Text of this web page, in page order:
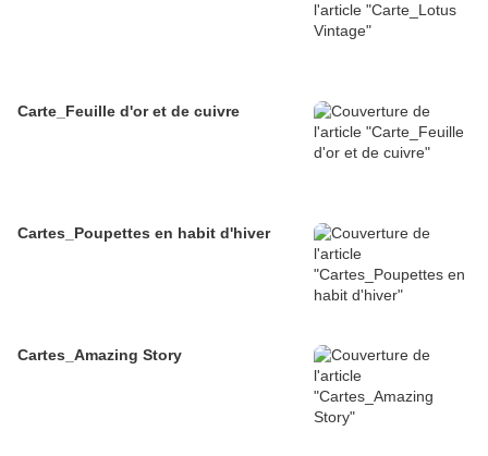
Carte_Feuille d'or et de cuivre
Cartes_Poupettes en habit d'hiver
Cartes_Amazing Story